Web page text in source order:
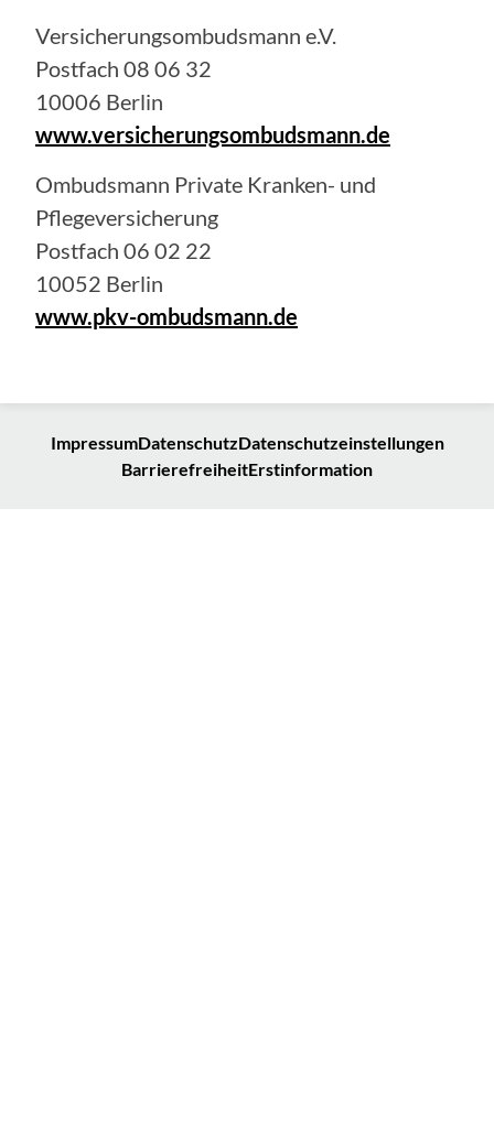
Versicherungsombudsmann e.V.
Postfach 08 06 32
10006 Berlin
www.versicherungsombudsmann.de
Ombudsmann Private Kranken- und
Pflegeversicherung
Postfach 06 02 22
10052 Berlin
www.pkv-ombudsmann.de
ImpressumDatenschutzDatenschutzeinstellungen
BarrierefreiheitErstinformation